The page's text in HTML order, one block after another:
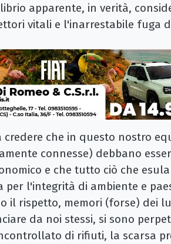
apparente, in verità,
vitali e l'inarrestabile fuga
credere che in questo nostro
connesse) debbano
e che tutto ciò che
per l'integrità di ambiente e
il rispetto, memori (forse) dei
da noi stessi, si sono
di rifiuti, la scarsa